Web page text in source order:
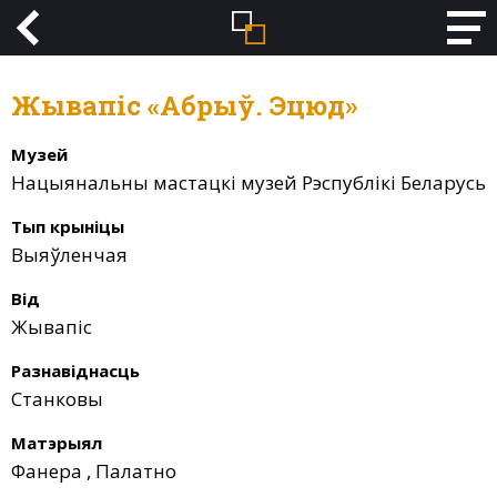
Жывапіс «Абрыў. Эцюд»
Музей
Нацыянальны мастацкі музей Рэспублікі Беларусь
Тып крыніцы
Выяўленчая
Від
Жывапіс
Разнавіднасць
Станковы
Матэрыял
Фанера , Палатно